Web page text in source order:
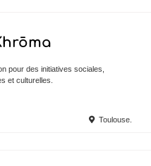
pour des initiatives sociales,
et culturelles.
Toulouse.